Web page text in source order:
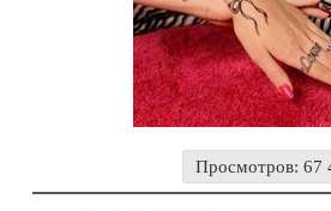
Просмотров: 67